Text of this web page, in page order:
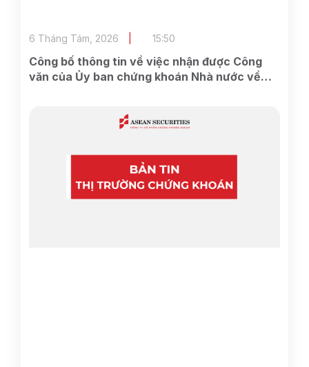
Công bố thông tin về việc nhận được Công
văn của Ủy ban chứng khoán Nhà nước về
6 Tháng Tám, 2026 15:50